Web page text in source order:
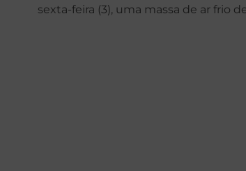
sexta-feira (3), uma massa de ar frio